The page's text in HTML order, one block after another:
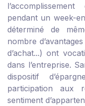
pendant un week-
déterminé de
nombre
d’achat...) ont
dans l’entreprise.
dispositif
participation aux
sentiment